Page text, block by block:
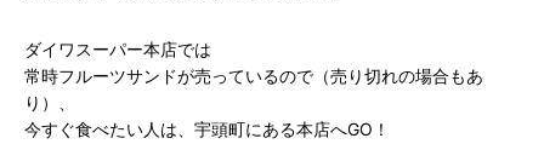
ダイワスーパー本店では
常時フルーツサンドが売っているので（売り切れの場合もあ
り）、
今すぐ食べたい人は、宇頭町にある本店へGO！